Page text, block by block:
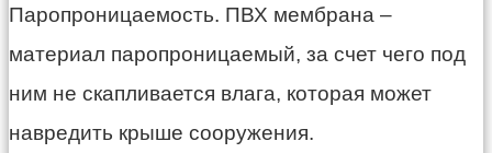
Паропроницаемость. ПВХ мембрана –
материал паропроницаемый, за счет чего под
ним не скапливается влага, которая может
навредить крыше сооружения.